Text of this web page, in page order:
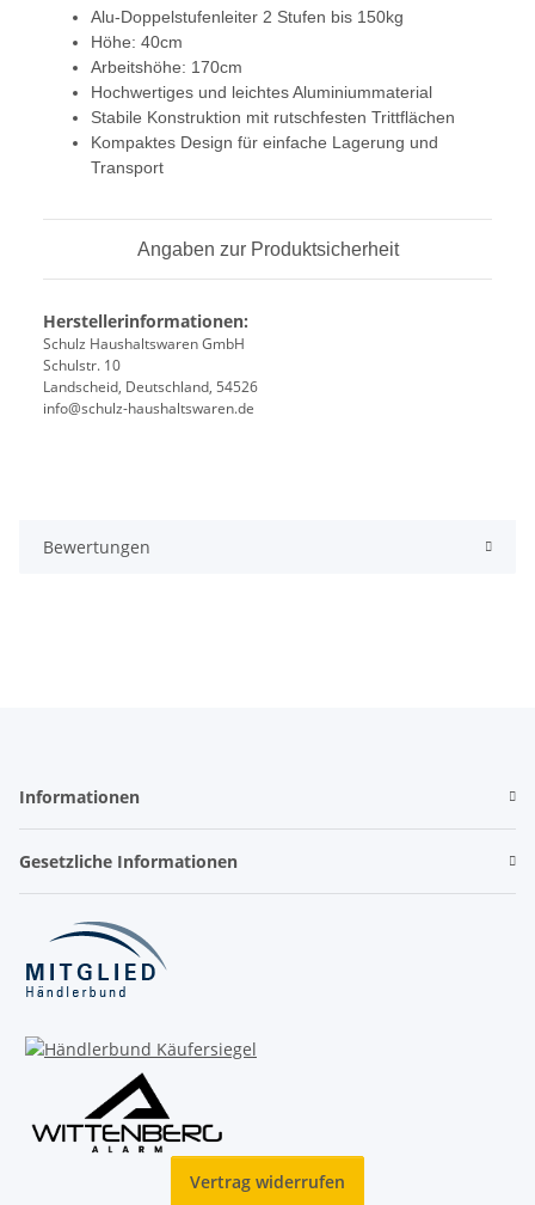
Alu-Doppelstufenleiter 2 Stufen bis 150kg
Höhe: 40cm
Arbeitshöhe: 170cm
Hochwertiges und leichtes Aluminiummaterial
Stabile Konstruktion mit rutschfesten Trittflächen
Kompaktes Design für einfache Lagerung und
Transport
Angaben zur Produktsicherheit
Herstellerinformationen:
Schulz Haushaltswaren GmbH
Schulstr. 10
Landscheid, Deutschland, 54526
info@schulz-haushaltswaren.de
Bewertungen
Informationen
Gesetzliche Informationen
Vertrag widerrufen